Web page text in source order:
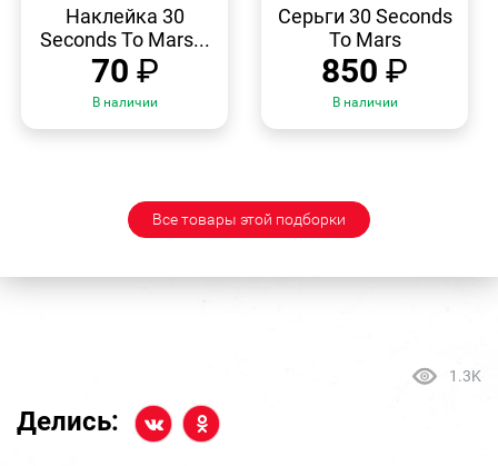
ПРОСМОТР
Наклейка 30
Seconds To Mars...
70 ₽
В наличии
ПРОСМОТР
Серьги 30 Seconds
To Mars
850 ₽
В наличии
Все товары этой подборки
1.3K
Делись: